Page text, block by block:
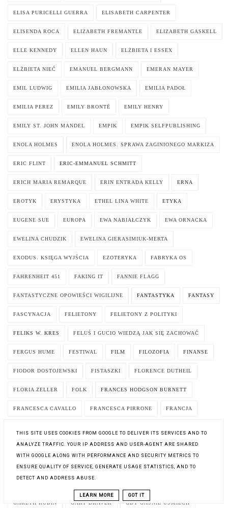
ELISA PURICELLI GUERRA ELISABETH CARPENTER
ELISENDA ROCA ELIZABETH FREMANTLE ELIZABETH GASKELL
ELLE KENNEDY ELLEN HAUN ELŻBIETA I ESSEX
ELŻBIETA NIEĆ EMANUEL BERGMANN EMERAN MAYER
EMIL LUDWIG EMILIA JABŁONOWSKA EMILIA PADOŁ
EMILIA PEREZ EMILY BRONTË EMILY HENRY
EMILY ST. JOHN MANDEL EMPIK EMPIK SELFPUBLISHING
ENOLA HOLMES ENOLA HOLMES. SPRAWA ZAGINIONEGO MARKIZA
ERIC FLINT ERIC-EMMANUEL SCHMITT
ERICH MARIA REMARQUE ERIN ENTRADA KELLY ERNA
EROTYK ERYSTYKA ETHEL LINA WHITE ETYKA
EUGENE SUE EUROPA EWA NABIAŁCZYK EWA ORNACKA
EWELINA CHUDZIK EWELINA GIERASIMIUK-MERTA
EXODUS. KSIĘGA WYJŚCIA EZOTERYKA FABRYKA OS
FAHRENHEIT 451 FAKING IT FANNIE FLAGG
FANTASTYCZNE OPOWIEŚCI WIGILIJNE FANTASTYKA FANTASY
FASCYNACJA FELIETONY FELIETONY Z POLITYKI
FELIKS W. KRES FELUŚ I GUCIO WIEDZĄ JAK SIĘ ZACHOWAĆ
FERGUS HUME FESTIWAL FILM FILOZOFIA FINANSE
FIODOR DOSTOJEWSKI FISTASZKI FLORENCE DUTHEIL
FLORIA ZELLER FOLK FRANCES HODGSON BURNETT
FRANCESCA CAVALLO FRANCESCA PIRRONE FRANCJA
FREDERIC BRREMAUD FREDERICK FORSYTH FRYZJER MĘSKI
FUNDACJA FUNNY STORY G. T. KARBER GABRIELLE ZEVIN
GARETH RUBIN GARY BRAVER GDY GAŚNIE UŚMIECH
THIS SITE USES COOKIES FROM GOOGLE TO DELIVER ITS SERVICES AND TO
ANALYZE TRAFFIC. YOUR IP ADDRESS AND USER-AGENT ARE SHARED
WITH GOOGLE ALONG WITH PERFORMANCE AND SECURITY METRICS TO
ENSURE QUALITY OF SERVICE, GENERATE USAGE STATISTICS, AND TO
DETECT AND ADDRESS ABUSE.
LEARN MORE GOT IT